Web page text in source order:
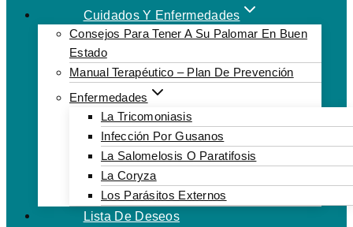
Cuidados Y Enfermedades
Consejos Para Tener A Su Palomar En Buen
Estado
Manual Terapéutico – Plan De Prevención
Enfermedades
La Tricomoniasis
Infección Por Gusanos
La Salomelosis O Paratifosis
La Coryza
Los Parásitos Externos
Lista De Deseos